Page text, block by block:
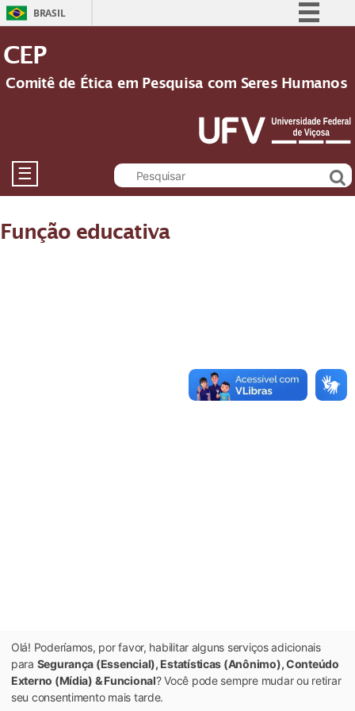
BRASIL
Participe
Acesso à informação
Legislação
Canais
CEP
Comitê de Ética em Pesquisa com Seres Humanos
☰
Função educativa
Olá! Poderíamos, por favor, habilitar alguns serviços adicionais
para Segurança (Essencial), Estatísticas (Anônimo), Conteúdo
Externo (Mídia) & Funcional? Você pode sempre mudar ou retirar
seu consentimento mais tarde.